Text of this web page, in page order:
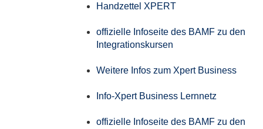
Handzettel XPERT
offizielle Infoseite des BAMF zu den
Integrationskursen
Weitere Infos zum Xpert Business
Info-Xpert Business Lernnetz
offizielle Infoseite des BAMF zu den